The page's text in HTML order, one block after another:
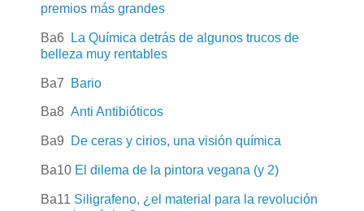
premios más grandes
Ba6
La Química detrás de algunos trucos de
belleza muy rentables
Ba7 Bario
Ba8 Anti Antibióticos
Ba9 De ceras y cirios, una visión química
Ba10 El dilema de la pintora vegana (y 2)
Ba11 Siligrafeno, ¿el material para la revolución